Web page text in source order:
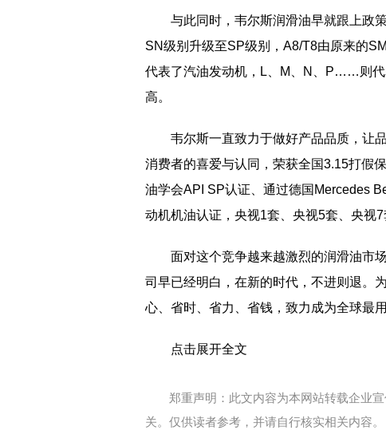
与此同时，韦尔斯润滑油早就跟上政
SN级别升级至SP级别，A8/T8由原来的
代表了汽油发动机，L、M、N、P……则
高。
韦尔斯一直致力于做好产品品质，让
消费者的喜爱与认同，荣获全国3.15打假
油学会API SP认证、通过德国Mercedes
动机机油认证，央视1套、央视5套、央视7
面对这个竞争越来越激烈的润滑油市
司早已经明白，在新的时代，不进则退。
心、省时、省力、省钱，致力成为全球最
点击展开全文
郑重声明：此文内容为本网站转载企业
关。仅供读者参考，并请自行核实相关内容。